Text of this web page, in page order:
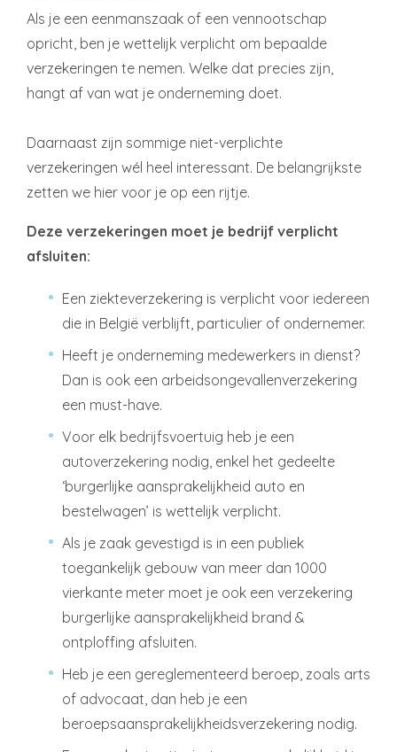
Als je een eenmanszaak of een vennootschap
opricht, ben je wettelijk verplicht om bepaalde
verzekeringen te nemen. Welke dat precies zijn,
hangt af van wat je onderneming doet.
Daarnaast zijn sommige niet-verplichte
verzekeringen wél heel interessant. De belangrijkste
zetten we hier voor je op een rijtje.
Deze verzekeringen moet je bedrijf verplicht
afsluiten:
Een ziekteverzekering is verplicht voor iedereen
die in België verblijft, particulier of ondernemer.
Heeft je onderneming medewerkers in dienst?
Dan is ook een arbeidsongevallenverzekering
een must-have.
Voor elk bedrijfsvoertuig heb je een
autoverzekering nodig, enkel het gedeelte
‘burgerlijke aansprakelijkheid auto en
bestelwagen’ is wettelijk verplicht.
Als je zaak gevestigd is in een publiek
toegankelijk gebouw van meer dan 1000
vierkante meter moet je ook een verzekering
burgerlijke aansprakelijkheid brand &
ontploffing afsluiten.
Heb je een gereglementeerd beroep, zoals arts
of advocaat, dan heb je een
beroepsaansprakelijkheidsverzekering nodig.